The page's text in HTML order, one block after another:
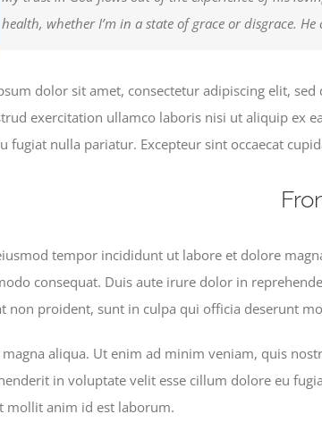
health, whether I’m in a state of grace or disgrace.
dolor sit amet, consectetur adipiscing elit,
exercitation ullamco laboris nisi ut aliquip ex
fugiat nulla pariatur. Excepteur sint occaecat
tempor incididunt ut labore et dolore
consequat. Duis aute irure dolor in
non proident, sunt in culpa qui officia deserunt
aliqua. Ut enim ad minim veniam, quis
in voluptate velit esse cillum dolore eu
mollit anim id est laborum.